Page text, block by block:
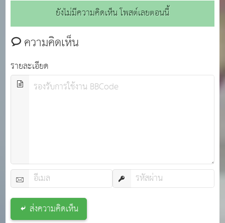
ยังไม่มีความคิดเห็น โพสต์เลยตอนนี้
ความคิดเห็น
รายละเอียด
ส่งความคิดเห็น